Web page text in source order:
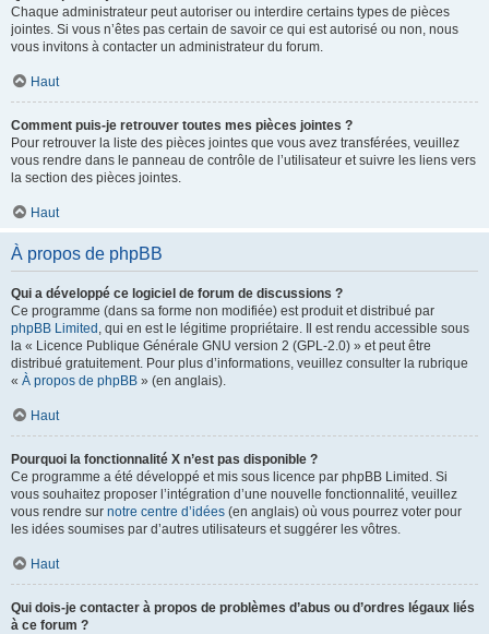
Chaque administrateur peut autoriser ou interdire certains types de pièces
jointes. Si vous n’êtes pas certain de savoir ce qui est autorisé ou non, nous
vous invitons à contacter un administrateur du forum.
Haut
Comment puis-je retrouver toutes mes pièces jointes ?
Pour retrouver la liste des pièces jointes que vous avez transférées, veuillez
vous rendre dans le panneau de contrôle de l’utilisateur et suivre les liens vers
la section des pièces jointes.
Haut
À propos de phpBB
Qui a développé ce logiciel de forum de discussions ?
Ce programme (dans sa forme non modifiée) est produit et distribué par
phpBB Limited , qui en est le légitime propriétaire. Il est rendu accessible sous
la « Licence Publique Générale GNU version 2 (GPL-2.0) » et peut être
distribué gratuitement. Pour plus d’informations, veuillez consulter la rubrique
« À propos de phpBB » (en anglais).
Haut
Pourquoi la fonctionnalité X n’est pas disponible ?
Ce programme a été développé et mis sous licence par phpBB Limited. Si
vous souhaitez proposer l’intégration d’une nouvelle fonctionnalité, veuillez
vous rendre sur notre centre d’idées (en anglais) où vous pourrez voter pour
les idées soumises par d’autres utilisateurs et suggérer les vôtres.
Haut
Qui dois-je contacter à propos de problèmes d’abus ou d’ordres légaux liés
à ce forum ?